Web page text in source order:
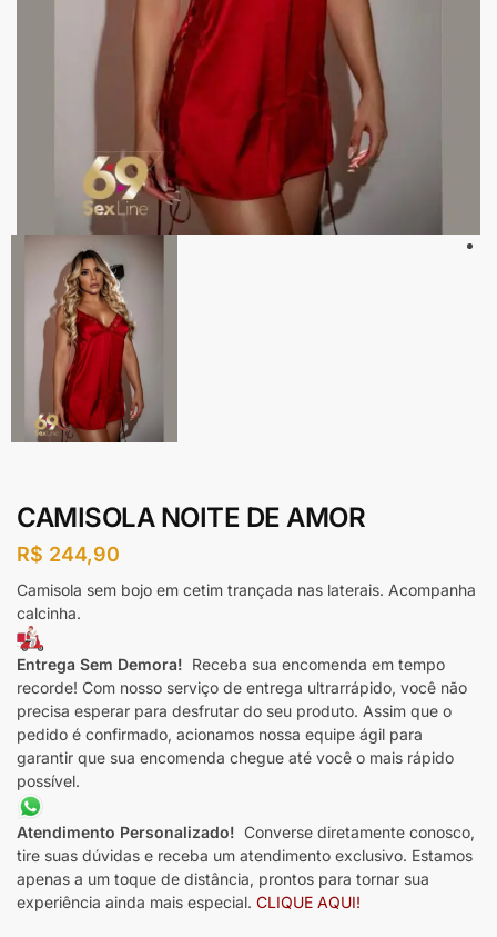
CAMISOLA NOITE DE AMOR
R$ 244,90
Camisola sem bojo em cetim trançada nas laterais. Acompanha
calcinha.
Entrega Sem Demora! Receba sua encomenda em tempo
recorde! Com nosso serviço de entrega ultrarrápido, você não
precisa esperar para desfrutar do seu produto. Assim que o
pedido é confirmado, acionamos nossa equipe ágil para
garantir que sua encomenda chegue até você o mais rápido
possível.
Atendimento Personalizado! Converse diretamente conosco,
tire suas dúvidas e receba um atendimento exclusivo. Estamos
apenas a um toque de distância, prontos para tornar sua
experiência ainda mais especial. CLIQUE AQUI!